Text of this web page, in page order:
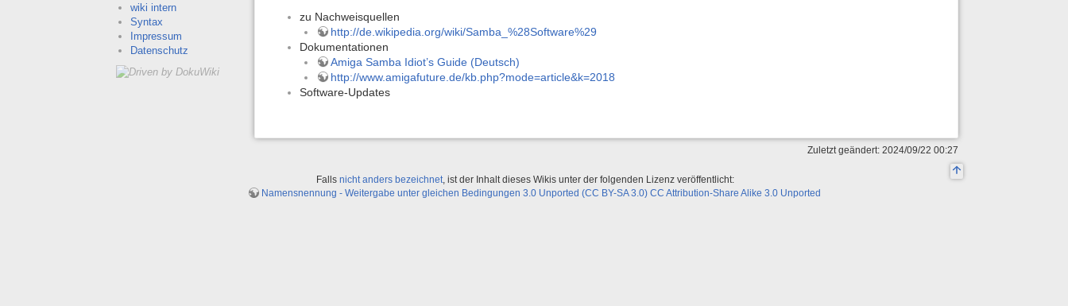
wiki intern
Syntax
Impressum
Datenschutz
zu Nachweisquellen
http://de.wikipedia.org/wiki/Samba_%28Software%29
Dokumentationen
Amiga Samba Idiot’s Guide (Deutsch)
http://www.amigafuture.de/kb.php?mode=article&k=2018
Software-Updates
Zuletzt geändert: 2024/09/22 00:27
Falls nicht anders bezeichnet, ist der Inhalt dieses Wikis unter der folgenden Lizenz veröffentlicht:
Namensnennung - Weitergabe unter gleichen Bedingungen 3.0 Unported (CC BY-SA 3.0) CC Attribution-Share Alike 3.0 Unported